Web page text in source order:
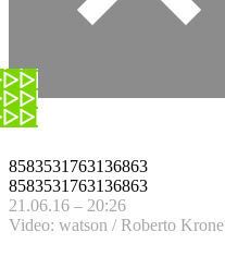
8583531763136863
8583531763136863
21.06.16 – 20:26
Video: watson / Roberto Krone